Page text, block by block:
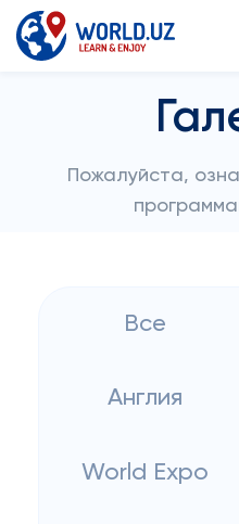
Пожалуйста,
Все
Англия
World Expo